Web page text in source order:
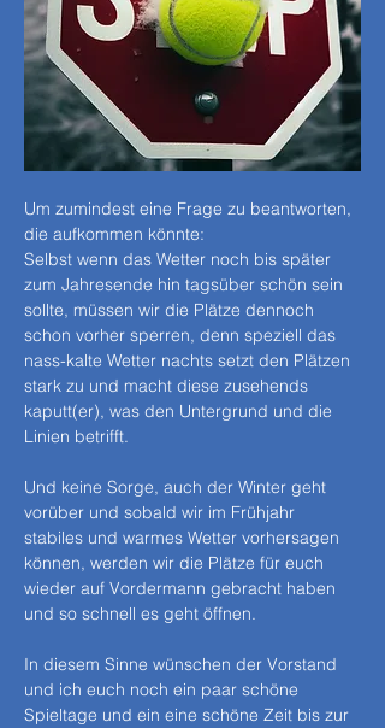
Um zumindest eine Frage zu beantworten,
die aufkommen könnte:
Selbst wenn das Wetter noch bis später
zum Jahresende hin tagsüber schön sein
sollte, müssen wir die Plätze dennoch
schon vorher sperren, denn speziell das
nass-kalte Wetter nachts setzt den Plätzen
stark zu und macht diese zusehends
kaputt(er), was den Untergrund und die
Linien betrifft.
Und keine Sorge, auch der Winter geht
vorüber und sobald wir im Frühjahr
stabiles und warmes Wetter vorhersagen
können, werden wir die Plätze für euch
wieder auf Vordermann gebracht haben
und so schnell es geht öffnen.
In diesem Sinne wünschen der Vorstand
und ich euch noch ein paar schöne
Spieltage und ein eine schöne Zeit bis zur